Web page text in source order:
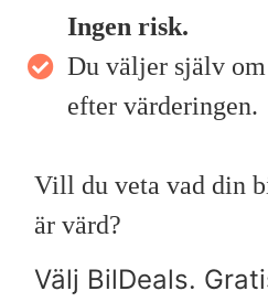
Ingen risk.
Du väljer själv
efter värderingen.
Vill du veta vad din
är värd?
Välj BilDeals.